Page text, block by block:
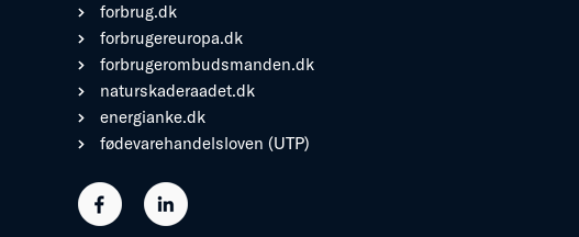
forbrug.dk
forbrugereuropa.dk
forbrugerombudsmanden.dk
naturskaderaadet.dk
energianke.dk
fødevarehandelsloven (UTP)